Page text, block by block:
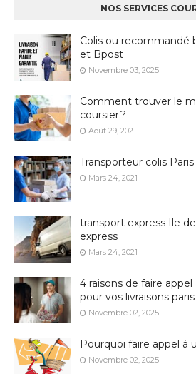
NOS SERVICES
Colis ou recommandé
et Bpost
Novembre 03, 2025
Comment trouver le
coursier ?
Août 29, 2021
Transporteur colis
Mars 24, 2021
transport express Ile
express
Mars 24, 2021
4 raisons de faire
pour vos livraisons
Novembre 02, 2025
Pourquoi faire appel à
Novembre 02, 2025